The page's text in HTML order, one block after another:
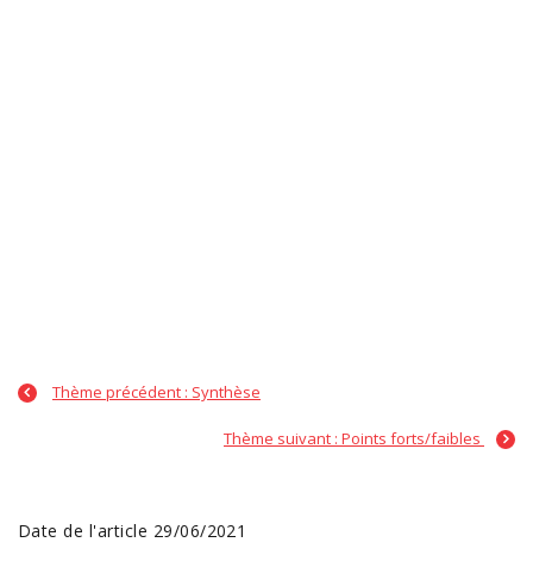
Thème précédent : Synthèse
Thème suivant : Points forts/faibles
Date de l'article 29/06/2021